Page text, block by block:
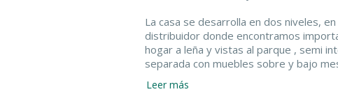
La casa se desarrolla en dos niveles,
distribuidor donde encontramos
hogar a leña y vistas al parque , semi
separada con muebles sobre y bajo
Dormitorio o escritorio en planta baja ,
escalera.
Leer más